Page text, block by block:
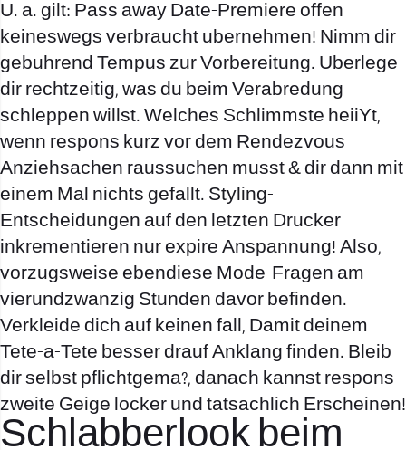
U. a. gilt: Pass away Date-Premiere offen
keineswegs verbraucht ubernehmen! Nimm dir
gebuhrend Tempus zur Vorbereitung. Uberlege
dir rechtzeitig, was du beim Verabredung
schleppen willst. Welches Schlimmste heiiYt,
wenn respons kurz vor dem Rendezvous
Anziehsachen raussuchen musst & dir dann mit
einem Mal nichts gefallt. Styling-
Entscheidungen auf den letzten Drucker
inkrementieren nur expire Anspannung! Also,
vorzugsweise ebendiese Mode-Fragen am
vierundzwanzig Stunden davor befinden.
Verkleide dich auf keinen fall, Damit deinem
Tete-a-Tete besser drauf Anklang finden. Bleib
dir selbst pflichtgema?, danach kannst respons
zweite Geige locker und tatsachlich Erscheinen!
Schlabberlook beim